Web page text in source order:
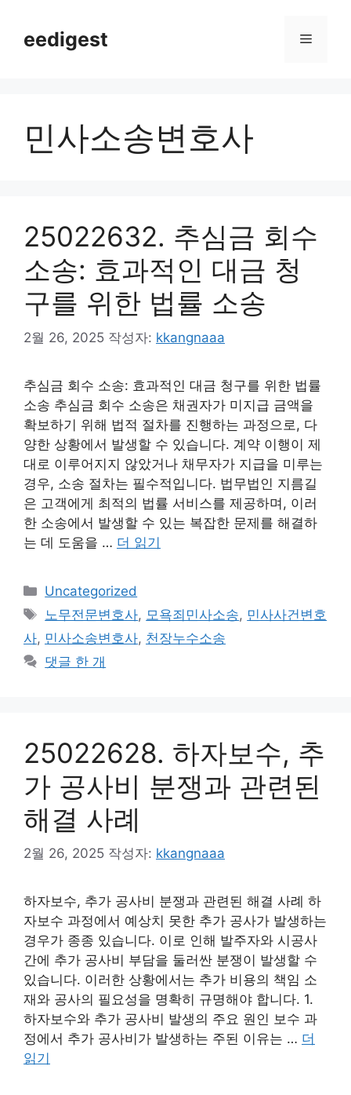
eedigest 메
민사소송변호사
25022632. 추심금 회수
소송: 효과적인 대금 청
구를 위한 법률 소송
2월 26, 2025 작성자: kkangnaaa
추심금 회수 소송: 효과적인 대금 청구를 위한 법률
소송 추심금 회수 소송은 채권자가 미지급 금액을
확보하기 위해 법적 절차를 진행하는 과정으로, 다
양한 상황에서 발생할 수 있습니다. 계약 이행이 제
대로 이루어지지 않았거나 채무자가 지급을 미루는
경우, 소송 절차는 필수적입니다. 법무법인 지름길
은 고객에게 최적의 법률 서비스를 제공하며, 이러
한 소송에서 발생할 수 있는 복잡한 문제를 해결하
는 데 도움을 … 더 읽기
카
테
리
Uncategorized
태
그
노무전문변호사, 모욕죄민사소송, 민사사건변호
사, 민사소송변호사, 천장누수소송
댓글 한 개
25022628. 하자보수, 추
가 공사비 분쟁과 관련된
해결 사례
2월 26, 2025 작성자: kkangnaaa
하자보수, 추가 공사비 분쟁과 관련된 해결 사례 하
자보수 과정에서 예상치 못한 추가 공사가 발생하는
경우가 종종 있습니다. 이로 인해 발주자와 시공사
간에 추가 공사비 부담을 둘러싼 분쟁이 발생할 수
있습니다. 이러한 상황에서는 추가 비용의 책임 소
재와 공사의 필요성을 명확히 규명해야 합니다. 1.
하자보수와 추가 공사비 발생의 주요 원인 보수 과
정에서 추가 공사비가 발생하는 주된 이유는 … 더
읽기